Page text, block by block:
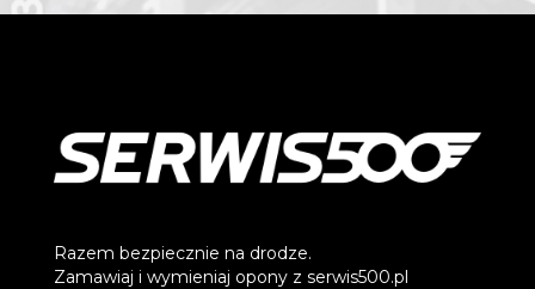
Razem bezpiecznie na drodze.
Zamawiaj i wymieniaj opony z serwis500.pl